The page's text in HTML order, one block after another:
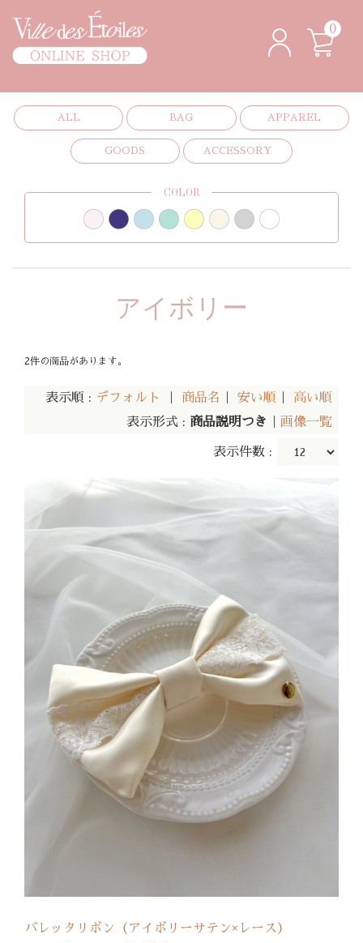
0
ALL BAG APPAREL
GOODS ACCESSORY
COLOR
アイボリー
2件の商品があります。
表示順 : デフォルト 商品名 安い順
高い順
表示形式 : 商品説明つき 画像一覧
表示件数 :
バレッタリボン（アイボリーサテン×レース）